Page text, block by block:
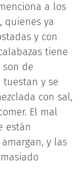
a los
quienes ya
y con
tiene
de
tuestan y se
con sal,
El mal
están
y las